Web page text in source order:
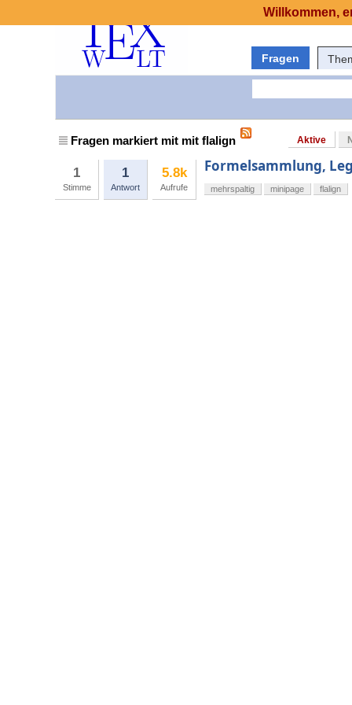
Fragen
Fragen markiert mit mit flalign Aktive
1
Stimme
1
Antwort
5.8k
Aufrufe
Formelsammlung,
mehrspaltig minipage flalign
Willkommen,